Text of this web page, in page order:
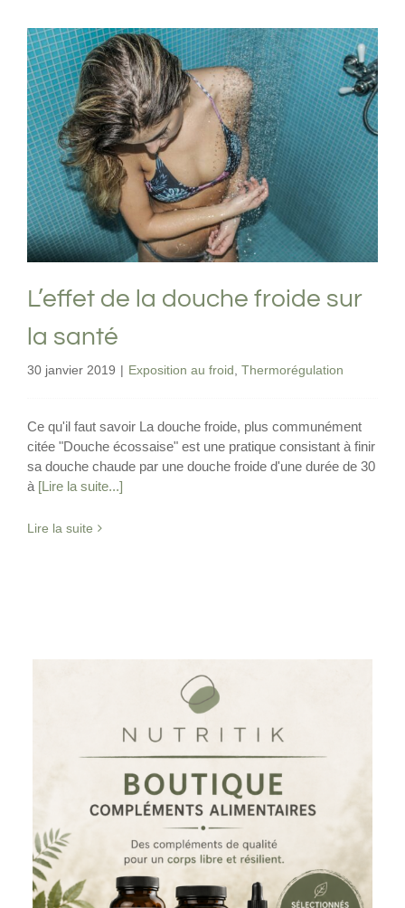
L’effet de la douche froide sur la santé
Exposition au froid Thermorégulation
L’effet de la douche froide sur
la santé
30 janvier 2019 | Exposition au froid Thermorégulation
Ce qu'il faut savoir La douche froide, plus communément
citée "Douche écossaise" est une pratique consistant à finir
sa douche chaude par une douche froide d'une durée de 30
à [Lire la suite...]
Lire la suite